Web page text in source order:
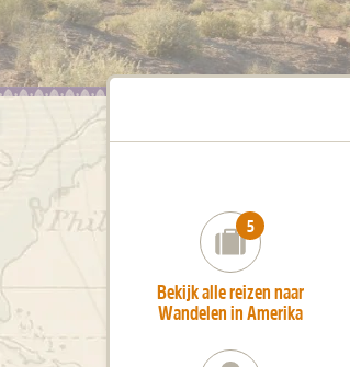
number_of_trips:
5
Bekijk alle reizen naar
Wandelen in Amerika